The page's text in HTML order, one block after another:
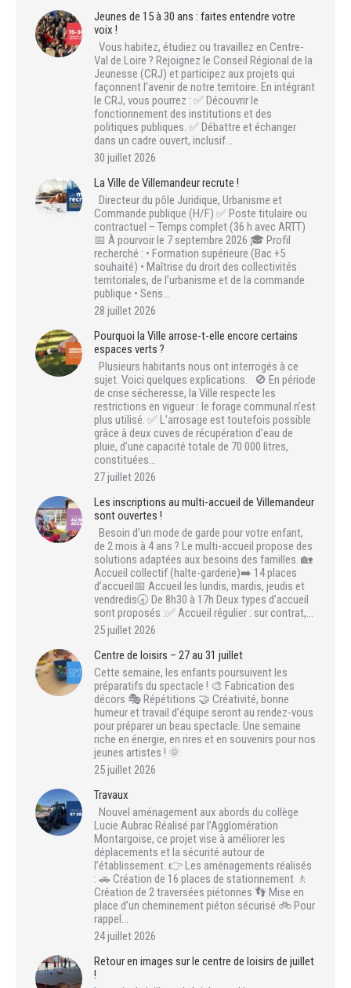
Jeunes de 15 à 30 ans : faites entendre votre
voix !
Vous habitez, étudiez ou travaillez en Centre-
Val de Loire ? Rejoignez le Conseil Régional de la
Jeunesse (CRJ) et participez aux projets qui
façonnent l’avenir de notre territoire. En intégrant
le CRJ, vous pourrez : ✅ Découvrir le
fonctionnement des institutions et des
politiques publiques. ✅ Débattre et échanger
dans un cadre ouvert, inclusif…
30 juillet 2026
La Ville de Villemandeur recrute !
Directeur du pôle Juridique, Urbanisme et
Commande publique (H/F) ✅ Poste titulaire ou
contractuel – Temps complet (36 h avec ARTT)
📅 À pourvoir le 7 septembre 2026 🎓 Profil
recherché : • Formation supérieure (Bac +5
souhaité) • Maîtrise du droit des collectivités
territoriales, de l’urbanisme et de la commande
publique • Sens…
28 juillet 2026
Pourquoi la Ville arrose-t-elle encore certains
espaces verts ?
Plusieurs habitants nous ont interrogés à ce
sujet. Voici quelques explications. 🚫 En période
de crise sécheresse, la Ville respecte les
restrictions en vigueur : le forage communal n’est
plus utilisé. ✅ L’arrosage est toutefois possible
grâce à deux cuves de récupération d’eau de
pluie, d’une capacité totale de 70 000 litres,
constituées…
27 juillet 2026
Les inscriptions au multi-accueil de Villemandeur
sont ouvertes !
Besoin d’un mode de garde pour votre enfant,
de 2 mois à 4 ans ? Le multi-accueil propose des
solutions adaptées aux besoins des familles. 🏡
Accueil collectif (halte-garderie)➡️ 14 places
d’accueil📅 Accueil les lundis, mardis, jeudis et
vendredis🕣 De 8h30 à 17h Deux types d’accueil
sont proposés :✅ Accueil régulier : sur contrat,…
25 juillet 2026
Centre de loisirs – 27 au 31 juillet
Cette semaine, les enfants poursuivent les
préparatifs du spectacle ! 🎨 Fabrication des
décors 🎭 Répétitions 🤝 Créativité, bonne
humeur et travail d’équipe seront au rendez-vous
pour préparer un beau spectacle. Une semaine
riche en énergie, en rires et en souvenirs pour nos
jeunes artistes ! 🌞
25 juillet 2026
Travaux
Nouvel aménagement aux abords du collège
Lucie Aubrac Réalisé par l’Agglomération
Montargoise, ce projet vise à améliorer les
déplacements et la sécurité autour de
l’établissement. 👉 Les aménagements réalisés
: 🚗 Création de 16 places de stationnement 🚶
Création de 2 traversées piétonnes 👣 Mise en
place d’un cheminement piéton sécurisé 🚲 Pour
rappel…
24 juillet 2026
Retour en images sur le centre de loisirs de juillet
!